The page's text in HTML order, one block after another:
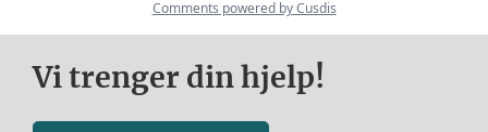
Vi trenger din hjelp!